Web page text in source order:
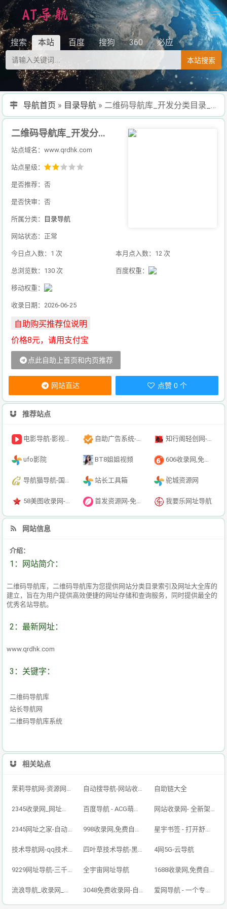
搜索 本站 百度 搜狗 360 必应
本站搜索
导航首页 » 目录导航» 二维码导航库_开发分类目录_收录精选的导航网站
二维码导航库_开发分类目录_收录精选的导航网站
站点域名：www.qrdhk.com
站点星级：
是否推荐：否
是否快审：否
所属分类： 目录导航
网站状态：正常
今日点入数：1 次 本月点入数：12 次
总浏览数：130 次 百度权重：
移动权重：
收录日期：2026-06-25
价格8元，请用支付宝
点此自助上首页和内页推荐
网站直达 点赞 0 个
推荐站点
电影导航-影视导航-电影搜索-影视搜索-电影站收录 自助广告系统-自助广告源码-自助投放广告插件 知行阁轻创网-分享网络赚钱项目-全网首发副业项目实操平台-副业创业项目网
ufo影院 BT8姐姐视频 606收录网,免费自动秒收录网址,提供自动收录,网站导航大全源码,自动链,友情链接交换。
导航猫导航-国内专业的技术资源网分类平台 站长工具箱 驼城资源网
58美图收录网-自动收录网站-流量交换-自动链 首发资源网-免费资源下载-最新php源码下载-热门资源下载 我要乐网址导航
网站信息
介绍：
1：网站简介：
二维码导航库，二维码导航库为您提供网站分类目录索引及网址大全库的
建立，旨在为用户提供高效便捷的网址存储和查询服务，同时提供最全的
优秀名站导航。
2：最新网址：
www.qrdhk.com
3：关键字：
二维码导航库
站长导航网
二维码导航库系统
相关站点
茉莉导航网-资源网址导航,汇集各大资源网,全网优质技术教程网 自动搜导航-网站收录-自动收录网-网址收录-自动秒收录 自助链大全
2345收录网_网址导航_免费收录网站_自动收录网_秒收录 百度导航 - ACG萌次元丨ACG导航网丨二次元导航丨资源网导航丨福利网址导航 - BaiDu导航 网站收录网- 全新架构自动秒收录网址导航，实现自主提交，自动化收录，打造百万网址库
2345网址之家-自动秒收录,好网址导航 998收录网,免费自动秒收录网址,提供自动收录,网站导航大全源码,自动链,友情链接交换。 星宇书签 - 打开舒适旅程，畅享资源之旅
技术导航网-qq技术导航网-专注网址收录研究 四叶草技术导航-黑科技,资源导航,云端,QQ技术导航网分享网络精品资源平台,多开,云端,网站源码,QQ技术,教程网,小刀娱乐网 4网5G-云导航
9229网址导航-三千万网民的首选（已创建12年） 全宇宙网址导航 1688收录网,免费自动秒收录网址,提供自动收录,网站导航大全源码,自动链,友情链接交换。
流浪导航_收录网_免费收录网站_自动收录网_秒收录 3048免费收录网-自动链接-友情链接网 爱网导航 - 一个专注收集分享优质免费资源的导航